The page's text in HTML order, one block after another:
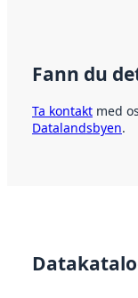
Fann du
Ta kontakt med
Datalandsbyen.